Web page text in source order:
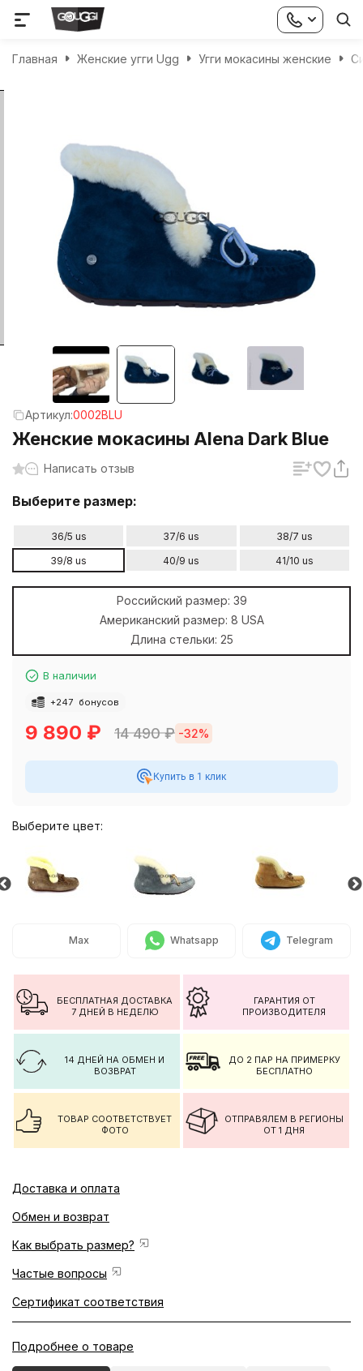
Главная Женские угги Ugg Угги мокасины женские
Артикул:0002BLU
Женские мокасины Alena Dark Blue
Написать отзыв
Выберите размер:
36/5 us 37/6 us
38/7 us
39/8 us
40/9 us 41/10 us
Российский размер: 39
Американский размер: 8 USA
Длина стельки: 25
В наличии
+247 бонусов
9 890 ₽ 14 490₽ -32%
Купить в 1 клик
Выберите цвет:
Max Whatsapp Telegram
БЕСПЛАТНАЯ ДОСТАВКА
7 ДНЕЙ В НЕДЕЛЮ
ГАРАНТИЯ ОТ
ПРОИЗВОДИТЕЛЯ
14 ДНЕЙ НА ОБМЕН И
ВОЗВРАТ
ДО 2 ПАР НА ПРИМЕРКУ
БЕСПЛАТНО
ТОВАР СООТВЕТСТВУЕТ
ФОТО
ОТПРАВЯЛЕМ В РЕГИОНЫ
ОТ 1 ДНЯ
Доставка и оплата
Обмен и возврат
Как выбрать размер?
Частые вопросы
Сертификат соответствия
Подробнее о товаре